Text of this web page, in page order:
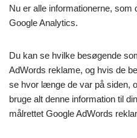
Nu er alle informationerne, som
Google Analytics.
Du kan se hvilke besøgende
AdWords reklame, og hvis de
se hvor længe de var på siden,
bruge alt denne information til
målrettet Google AdWords